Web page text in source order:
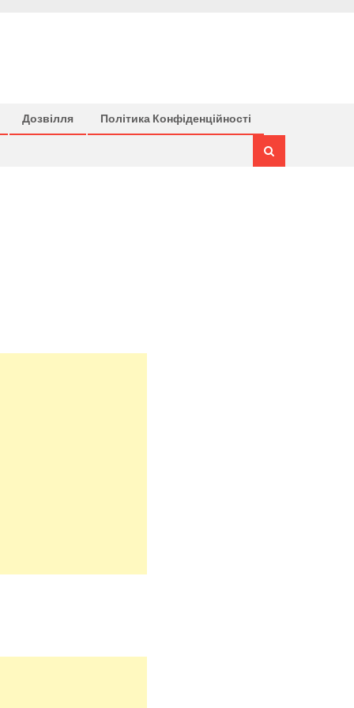
Дозвілля Політика Конфіденційності